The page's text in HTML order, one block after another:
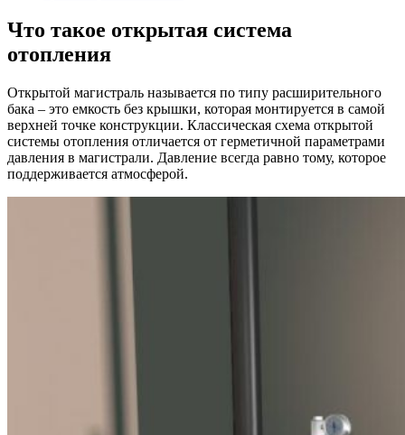
Что такое открытая система
отопления
Открытой магистраль называется по типу расширительного
бака – это емкость без крышки, которая монтируется в самой
верхней точке конструкции. Классическая схема открытой
системы отопления отличается от герметичной параметрами
давления в магистрали. Давление всегда равно тому, которое
поддерживается атмосферой.